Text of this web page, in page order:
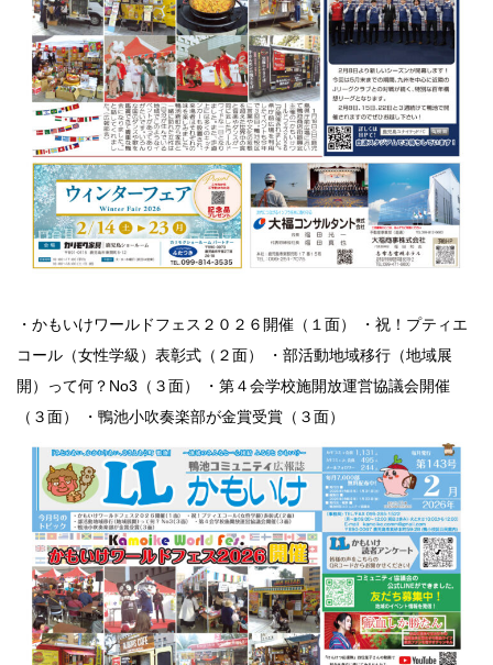
・かもいけワールドフェス２０２６開催（１面） ・祝！プティエ
コール（女性学級）表彰式（２面） ・部活動地域移行（地域展
開）って何？No3（３面） ・第４会学校施開放運営協議会開催
（３面） ・鴨池小吹奏楽部が金賞受賞（３面）